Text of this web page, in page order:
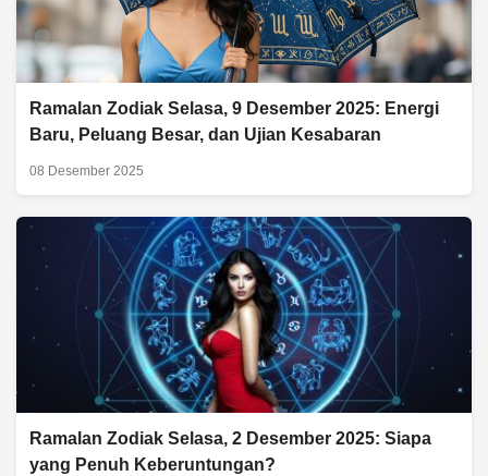
Ramalan Zodiak Selasa, 9 Desember 2025: Energi
Baru, Peluang Besar, dan Ujian Kesabaran
08 Desember 2025
Ramalan Zodiak Selasa, 2 Desember 2025: Siapa
yang Penuh Keberuntungan?